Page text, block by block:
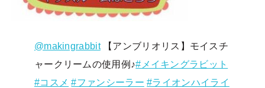
@makingrabbit【アンブリオリス】モイスチ
ャークリームの使用例♪#メイキングラビット
#コスメ #ファンシーラー #ライオンハイライ